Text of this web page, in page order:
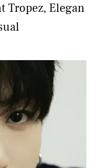
Tropez, Elegan